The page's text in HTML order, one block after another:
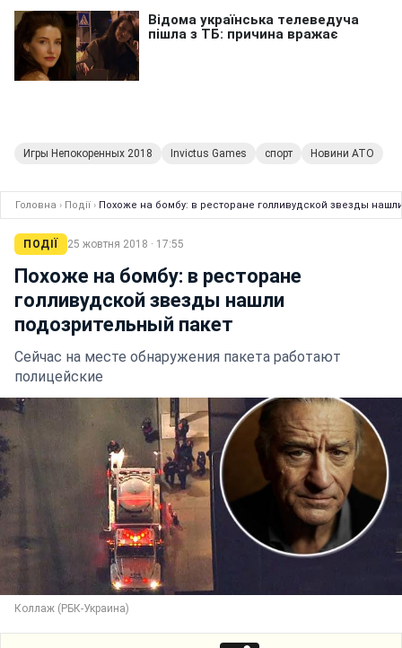
Игры Непокоренных 2018 Invictus Games спорт Новини АТО
Головна › Події › Похоже на бомбу: в ресторане голливудской звезды
ПОДІЇ 25 жовтня 2018 · 17:55
Похоже на бомбу: в ресторане
голливудской звезды нашли
подозрительный пакет
Сейчас на месте обнаружения пакета работают
полицейские
Коллаж (РБК-Украина)